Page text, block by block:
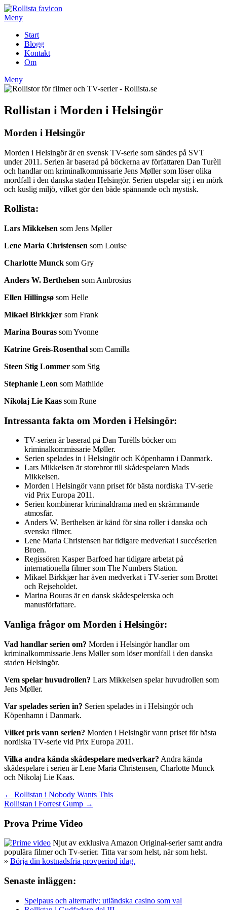
Hoppa
till
Meny
Start
Blogg
Kontakt
Om
Meny
Rollistan i Morden i Helsingör
Morden i Helsingör
Morden i Helsingör är en svensk TV-serie som sändes på SVT
under 2011. Serien är baserad på böckerna av författaren Dan Turèll
och handlar om kriminalkommissarie Jens Møller som löser olika
mordfall i den danska staden Helsingör. Serien utspelar sig i en mörk
och kuslig miljö, vilket gör den både spännande och mystisk.
Rollista:
Lars Mikkelsen som Jens Møller
Lene Maria Christensen som Louise
Charlotte Munck som Gry
Anders W. Berthelsen som Ambrosius
Ellen Hillingsø som Helle
Mikael Birkkjær som Frank
Marina Bouras som Yvonne
Katrine Greis-Rosenthal som Camilla
Steen Stig Lommer som Stig
Stephanie Leon som Mathilde
Nikolaj Lie Kaas som Rune
Intressanta fakta om Morden i Helsingör:
TV-serien är baserad på Dan Turèlls böcker om
kriminalkommissarie Møller.
Serien spelades in i Helsingör och Köpenhamn i Danmark.
Lars Mikkelsen är storebror till skådespelaren Mads
Mikkelsen.
Morden i Helsingör vann priset för bästa nordiska TV-serie
vid Prix Europa 2011.
Serien kombinerar kriminaldrama med en skrämmande
atmosfär.
Anders W. Berthelsen är känd för sina roller i danska och
svenska filmer.
Lene Maria Christensen har tidigare medverkat i succéserien
Broen.
Regissören Kasper Barfoed har tidigare arbetat på
internationella filmer som The Numbers Station.
Mikael Birkkjær har även medverkat i TV-serier som Brottet
och Rejseholdet.
Marina Bouras är en dansk skådespelerska och
manusförfattare.
Vanliga frågor om Morden i Helsingör:
Vad handlar serien om? Morden i Helsingör handlar om
kriminalkommissarie Jens Møller som löser mordfall i den danska
staden Helsingör.
Vem spelar huvudrollen? Lars Mikkelsen spelar huvudrollen som
Jens Møller.
Var spelades serien in? Serien spelades in i Helsingör och
Köpenhamn i Danmark.
Vilket pris vann serien? Morden i Helsingör vann priset för bästa
nordiska TV-serie vid Prix Europa 2011.
Vilka andra kända skådespelare medverkar? Andra kända
skådespelare i serien är Lene Maria Christensen, Charlotte Munck
och Nikolaj Lie Kaas.
Inläggsnavigering
← Rollistan i Nobody Wants This
Rollistan i Forrest Gump →
Prova Prime Video
Njut av exklusiva Amazon Original-serier samt andra
populära filmer och Tv-serier. Titta var som helst, när som helst.
» Börja din kostnadsfria provperiod idag.
Senaste inläggen:
Spelpaus och alternativ: utländska casino som val